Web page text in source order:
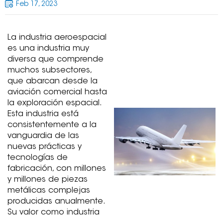
Feb 17, 2023
La industria aeroespacial
es una industria muy
diversa que comprende
muchos subsectores,
que abarcan desde la
aviación comercial hasta
la exploración espacial.
Esta industria está
consistentemente a la
vanguardia de las
nuevas prácticas y
tecnologías de
fabricación, con millones
y millones de piezas
metálicas complejas
producidas anualmente.
Su valor como industria